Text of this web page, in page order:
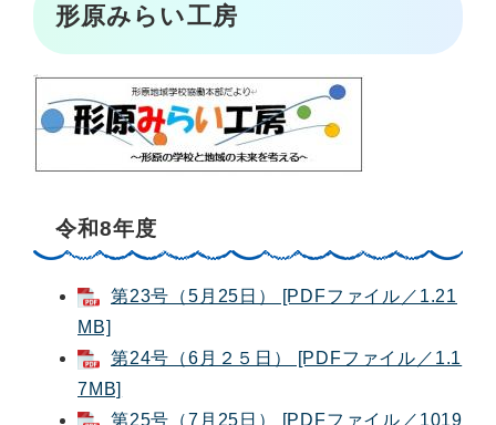
形原みらい工房
令和8年度
第23号（5月25日） [PDFファイル／1.21
MB]
第24号（6月２５日） [PDFファイル／1.1
7MB]
第25号（7月25日） [PDFファイル／1019